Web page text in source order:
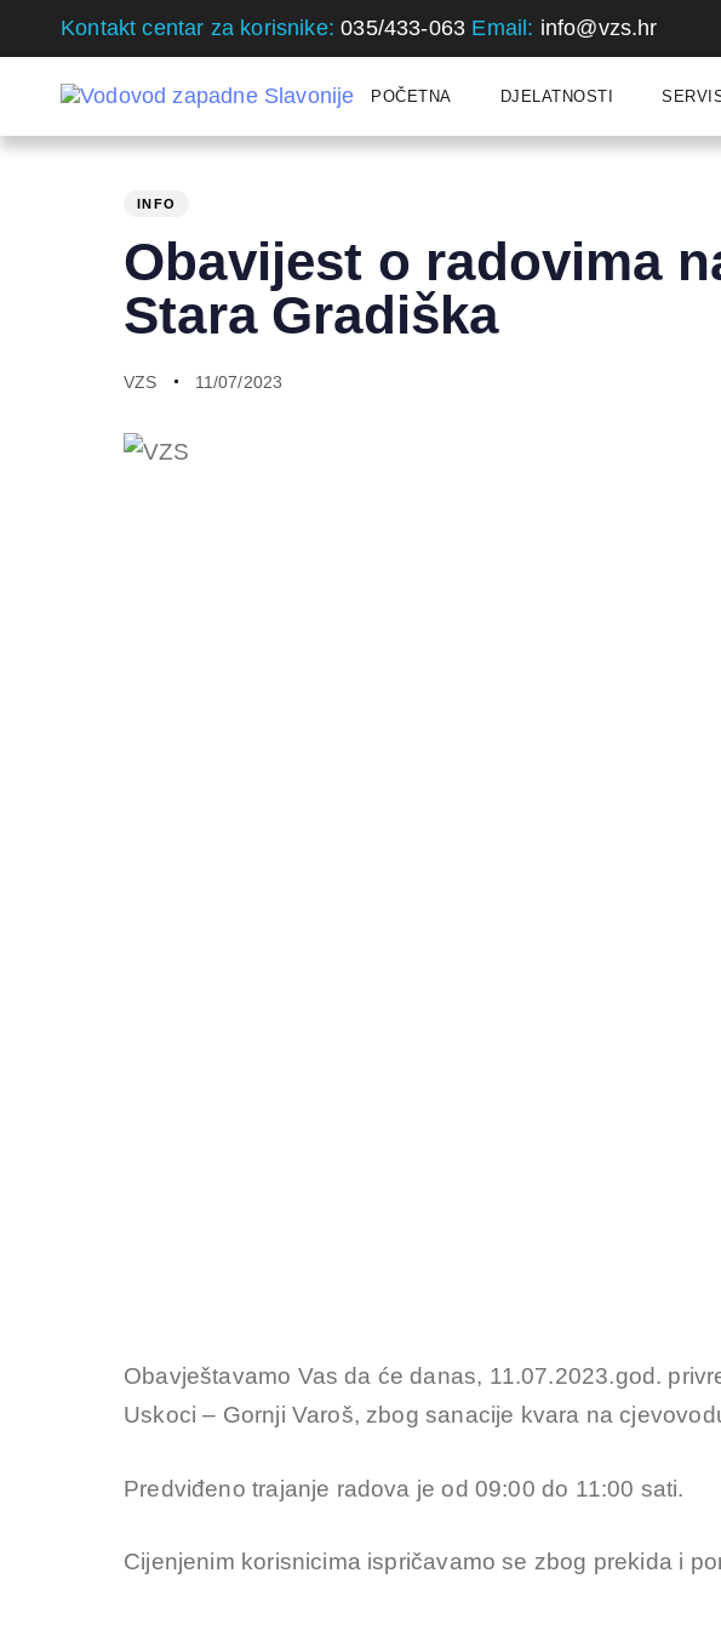
Skip
primary
Skip
Kontakt centar za korisnike:035/433-063 Email: info@vzs.hr
POČETNA DJELATNOSTI
INFO
Obavijest o radovima
Stara Gradiška
VZS 11/07/2023
Obavještavamo Vas da će danas, 11.07.2023.god.
Uskoci – Gornji Varoš, zbog sanacije kvara na
Predviđeno trajanje radova je od 09:00 do 11:00 sati.
Cijenjenim korisnicima ispričavamo se zbog prekida i